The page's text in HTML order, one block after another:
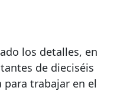
los detalles, en
de dieciséis
trabajar en el